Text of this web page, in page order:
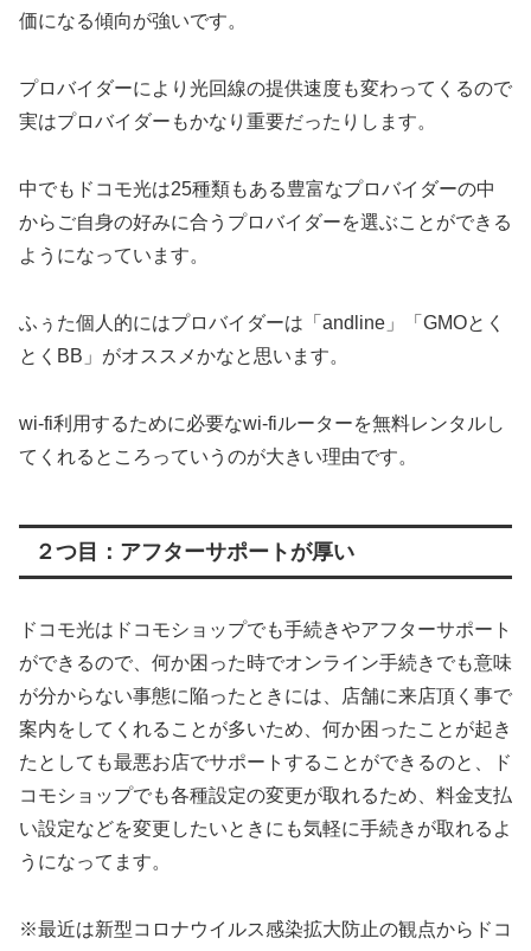
価になる傾向が強いです。
プロバイダーにより光回線の提供速度も変わってくるので
実はプロバイダーもかなり重要だったりします。
中でもドコモ光は25種類もある豊富なプロバイダーの中
からご自身の好みに合うプロバイダーを選ぶことができる
ようになっています。
ふぅた個人的にはプロバイダーは「andline」「GMOとく
とくBB」がオススメかなと思います。
wi-fi利用するために必要なwi-fiルーターを無料レンタルし
てくれるところっていうのが大きい理由です。
２つ目：アフターサポートが厚い
ドコモ光はドコモショップでも手続きやアフターサポート
ができるので、何か困った時でオンライン手続きでも意味
が分からない事態に陥ったときには、店舗に来店頂く事で
案内をしてくれることが多いため、何か困ったことが起き
たとしても最悪お店でサポートすることができるのと、ド
コモショップでも各種設定の変更が取れるため、料金支払
い設定などを変更したいときにも気軽に手続きが取れるよ
うになってます。
※最近は新型コロナウイルス感染拡大防止の観点からドコ